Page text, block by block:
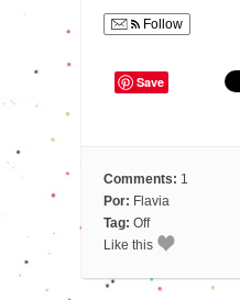
Follow
Save
Comments: 1
Por: Flavia
Tag: Off
Like this